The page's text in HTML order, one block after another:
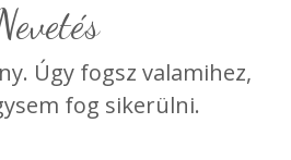
nevetés
Úgy fogsz valamihez,
fog sikerülni.